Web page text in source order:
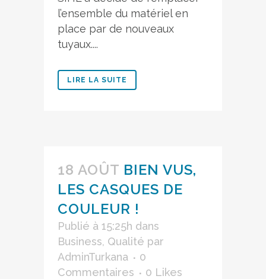
l’ensemble du matériel en
place par de nouveaux
tuyaux....
LIRE LA SUITE
18 AOÛT BIEN VUS,
LES CASQUES DE
COULEUR !
Publié à 15:25h dans
Business, Qualité par
AdminTurkana
0
Commentaires
0 Likes